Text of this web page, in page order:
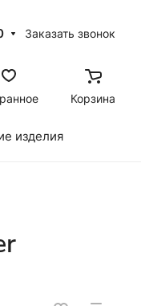
Заказать звонок
Корзина
изделия